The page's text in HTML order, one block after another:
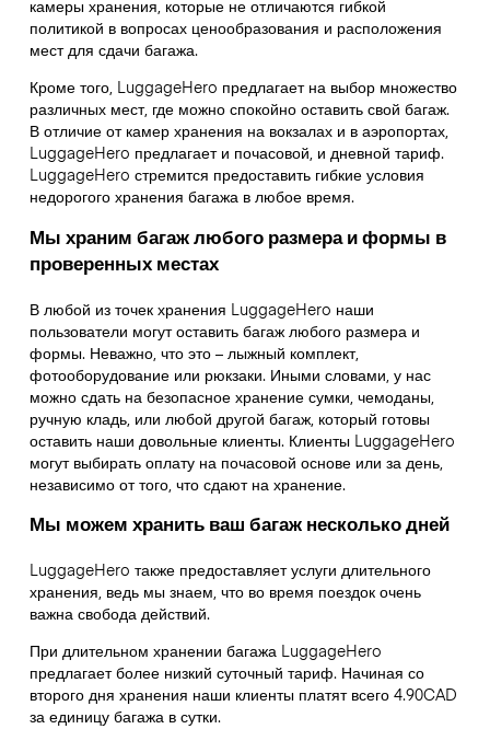
камеры хранения, которые не отличаются гибкой
политикой в вопросах ценообразования и расположения
мест для сдачи багажа.
Кроме того, LuggageHero предлагает на выбор множество
различных мест, где можно спокойно оставить свой багаж.
В отличие от камер хранения на вокзалах и в аэропортах,
LuggageHero предлагает и почасовой, и дневной тариф.
LuggageHero стремится предоставить гибкие условия
недорогого хранения багажа в любое время.
Мы храним багаж любого размера и формы в
проверенных местах
В любой из точек хранения LuggageHero наши
пользователи могут оставить багаж любого размера и
формы. Неважно, что это – лыжный комплект,
фотооборудование или рюкзаки. Иными словами, у нас
можно сдать на безопасное хранение сумки, чемоданы,
ручную кладь, или любой другой багаж, который готовы
оставить наши довольные клиенты. Клиенты LuggageHero
могут выбирать оплату на почасовой основе или за день,
независимо от того, что сдают на хранение.
Мы можем хранить ваш багаж несколько дней
LuggageHero также предоставляет услуги длительного
хранения, ведь мы знаем, что во время поездок очень
важна свобода действий.
При длительном хранении багажа LuggageHero
предлагает более низкий суточный тариф. Начиная со
второго дня хранения наши клиенты платят всего 4.90CAD
за единицу багажа в сутки.